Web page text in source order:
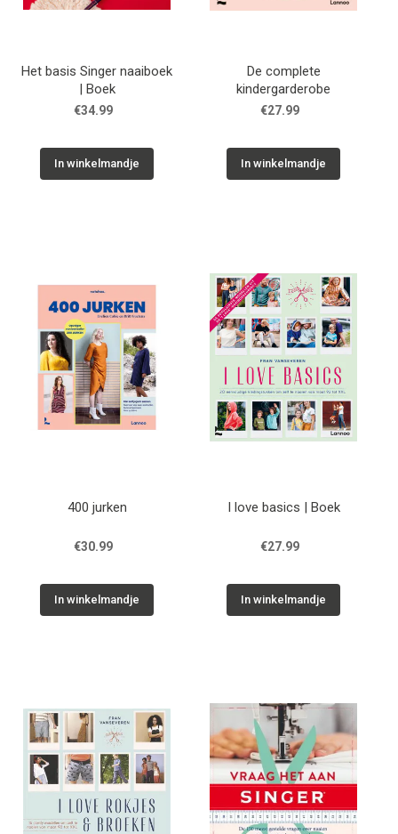
Het basis Singer naaiboek
| Boek
€34.99
In winkelmandje
De complete
kindergarderobe
€27.99
In winkelmandje
400 jurken
€30.99
In winkelmandje
I love basics | Boek
€27.99
In winkelmandje